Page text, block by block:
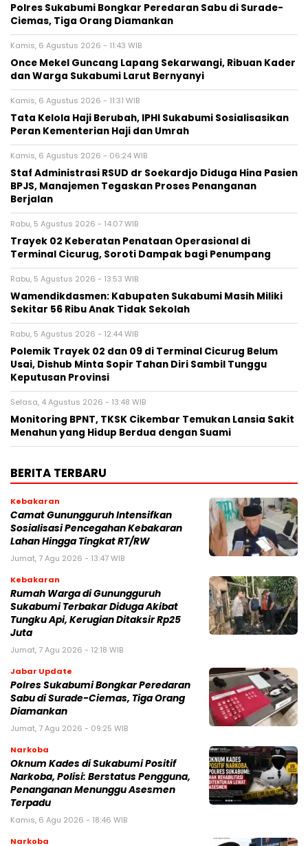
Polres Sukabumi Bongkar Peredaran Sabu di Surade-
Ciemas, Tiga Orang Diamankan
Kamis, 6 Agustus 2026 - 11:43 WIB
Once Mekel Guncang Lapang Sekarwangi, Ribuan Kader
dan Warga Sukabumi Larut Bernyanyi
Kamis, 6 Agustus 2026 - 11:31 WIB
Tata Kelola Haji Berubah, IPHI Sukabumi Sosialisasikan
Peran Kementerian Haji dan Umrah
Kamis, 6 Agustus 2026 - 06:24 WIB
Staf Administrasi RSUD dr Soekardjo Diduga Hina Pasien
BPJS, Manajemen Tegaskan Proses Penanganan
Berjalan
Rabu, 5 Agustus 2026 - 14:07 WIB
‎Trayek 02 Keberatan Penataan Operasional di
Terminal Cicurug, Soroti Dampak bagi Penumpang
Rabu, 5 Agustus 2026 - 13:53 WIB
Wamendikdasmen: Kabupaten Sukabumi Masih Miliki
Sekitar 56 Ribu Anak Tidak Sekolah
Rabu, 5 Agustus 2026 - 12:44 WIB
Polemik Trayek 02 dan 09 di Terminal Cicurug Belum
Usai, Dishub Minta Sopir Tahan Diri Sambil Tunggu
Keputusan Provinsi
Selasa, 4 Agustus 2026 - 13:48 WIB
‎Monitoring BPNT, TKSK Cikembar Temukan Lansia Sakit
Menahun yang Hidup Berdua dengan Suami
BERITA TERBARU
Kebakaran
‎‎Camat Gunungguruh Intensifkan
Sosialisasi Pencegahan Kebakaran
Lahan Hingga Tingkat RT/RW‎
Jumat, 7 Agu 2026 - 13:47 WIB
Kebakaran
‎Rumah Warga di Gunungguruh
Sukabumi Terbakar Diduga Akibat
Tungku Api, Kerugian Ditaksir Rp25
Juta
Jumat, 7 Agu 2026 - 12:18 WIB
Jabar Update
Polres Sukabumi Bongkar Peredaran
Sabu di Surade-Ciemas, Tiga Orang
Diamankan
Jumat, 7 Agu 2026 - 09:25 WIB
Narkoba
Oknum Kades di Sukabumi Positif
Narkoba, Polisi: Berstatus Pengguna,
Penanganan Menunggu Asesmen
Terpadu
Kamis, 6 Agu 2026 - 18:46 WIB
Narkoba